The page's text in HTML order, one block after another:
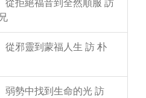
從拒絕福音到全然順服 訪
從邪靈到蒙福人生 訪 朴
弱勢中找到生命的光 訪